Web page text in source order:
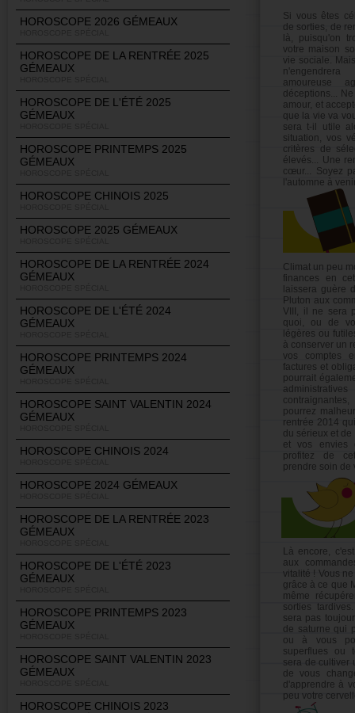
HOROSCOPE 2026 GÉMEAUX
HOROSCOPE DE LA RENTRÉE 2025
GÉMEAUX
HOROSCOPE DE L'ÉTÉ 2025
GÉMEAUX
HOROSCOPE PRINTEMPS 2025
GÉMEAUX
HOROSCOPE CHINOIS 2025
HOROSCOPE 2025 GÉMEAUX
HOROSCOPE DE LA RENTRÉE 2024
GÉMEAUX
HOROSCOPE DE L'ÉTÉ 2024
GÉMEAUX
HOROSCOPE PRINTEMPS 2024
GÉMEAUX
HOROSCOPE SAINT VALENTIN 2024
GÉMEAUX
HOROSCOPE CHINOIS 2024
HOROSCOPE 2024 GÉMEAUX
HOROSCOPE DE LA RENTRÉE 2023
GÉMEAUX
HOROSCOPE DE L'ÉTÉ 2023
GÉMEAUX
HOROSCOPE PRINTEMPS 2023
GÉMEAUX
HOROSCOPE SAINT VALENTIN 2023
GÉMEAUX
HOROSCOPE CHINOIS 2023
Si vous êtes
de sorties, de
là, puisqu'on
votre maison
vie sociale.
amoureuse
déceptions...
amour, et
que la vie va
sera t-il utile
situation, vos
critères de
élevés... Une
cœur... Soyez
l'automne à
Climat un peu
finances en
laissera guère
Pluton aux
VIII, il ne sera
quoi, ou de
légères ou
à conserver un
vos comptes
factures et
pourrait
pourrez
rentrée 2014
du sérieux et
et vos envies
profitez de
prendre soin de
Là encore,
aux
vitalité ! Vous
grâce à ce que
même
sorties
sera pas
de saturne qui
ou à vous
superflues ou
sera de cultiver
de vous
d'apprendre à
peu votre